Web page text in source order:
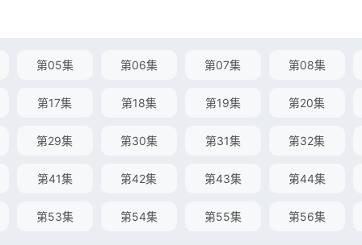
第05集 第06集 第07集 第08集
第17集 第18集 第19集 第20集
第29集 第30集 第31集 第32集
第41集 第42集 第43集 第44集
第53集 第54集 第55集 第56集